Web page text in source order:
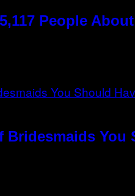
People
Bridesmaids